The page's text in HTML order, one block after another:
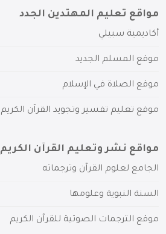
مواقع تعليم المهتدين الجدد
أكاديمية سبيلي
موقع المسلم الجديد
موقع الصلاة في الإسلام
موقع تعليم تفسير وتجويد القرآن الكريم
مواقع نشر وتعليم القرآن الكريم
الجامع لعلوم القرآن وترجماته
السنة النبوية وعلومها
موقع الترجمات الصوتية للقرآن الكريم